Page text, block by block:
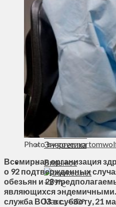
Здравоохранение
Экология
Происшествия
Приграничье
Деньги
Визиты
Выборы
Агроновости
Едим дома
Ищу семью
Духовное
Спорт
Технологии
Энергетика
Вильнюс
+29°C
Макс.:+30°
Photo by
Всемирная организация
о 92 подтвержденных
обезьян и 28
являющихся
служба ВОЗ в субботу, 21